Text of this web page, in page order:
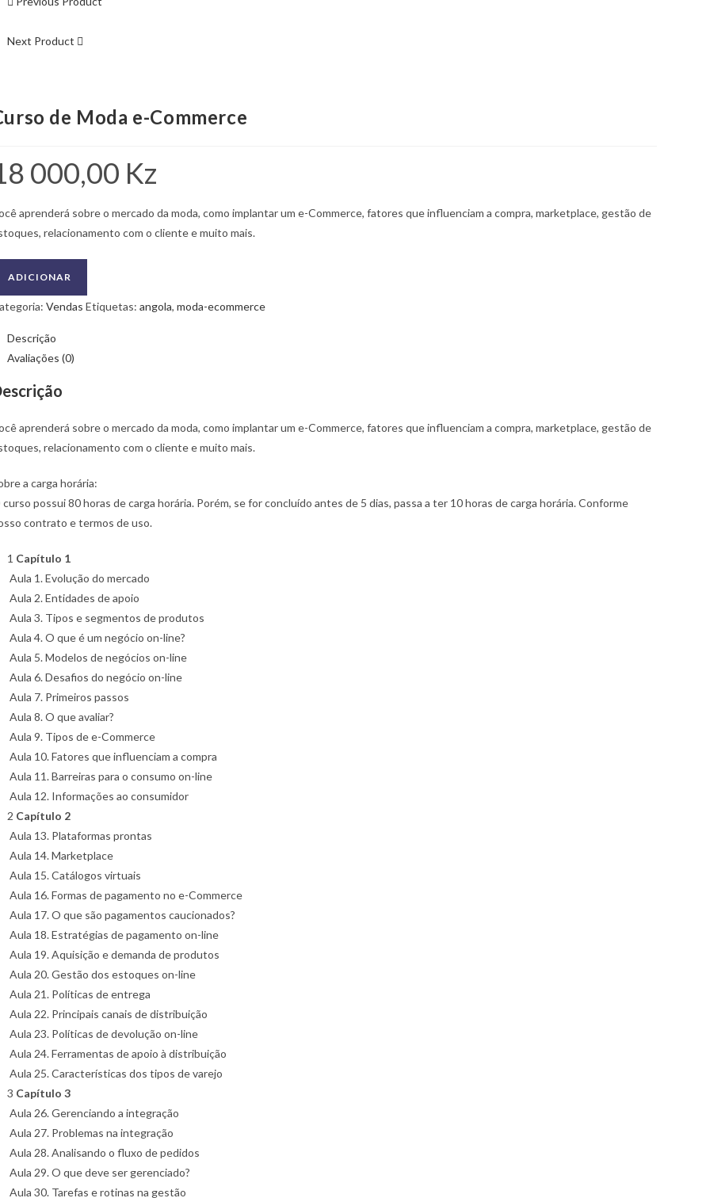
Next Product
de Moda e-Commerce
000,00 Kz
aprenderá sobre o mercado da moda, como implantar um e-Commerce, fatores que influenciam a compra, marketplace, gestão de
relacionamento com o cliente e muito mais.
ADICIONAR
Vendas Etiquetas: angola, moda-ecommerce
Descrição
Avaliações (0)
aprenderá sobre o mercado da moda, como implantar um e-Commerce, fatores que influenciam a compra, marketplace, gestão de
relacionamento com o cliente e muito mais.
a carga horária:
curso possui 80 horas de carga horária. Porém, se for concluído antes de 5 dias, passa a ter 10 horas de carga horária. Conforme
contrato e termos de uso.
1 Capítulo 1
Aula 1. Evolução do mercado
Aula 2. Entidades de apoio
Aula 3. Tipos e segmentos de produtos
Aula 4. O que é um negócio on-line?
Aula 5. Modelos de negócios on-line
Aula 6. Desafios do negócio on-line
Aula 7. Primeiros passos
Aula 8. O que avaliar?
Aula 9. Tipos de e-Commerce
Aula 10. Fatores que influenciam a compra
Aula 11. Barreiras para o consumo on-line
Aula 12. Informações ao consumidor
2 Capítulo 2
Aula 13. Plataformas prontas
Aula 14. Marketplace
Aula 15. Catálogos virtuais
Aula 16. Formas de pagamento no e-Commerce
Aula 17. O que são pagamentos caucionados?
Aula 18. Estratégias de pagamento on-line
Aula 19. Aquisição e demanda de produtos
Aula 20. Gestão dos estoques on-line
Aula 21. Políticas de entrega
Aula 22. Principais canais de distribuição
Aula 23. Políticas de devolução on-line
Aula 24. Ferramentas de apoio à distribuição
Aula 25. Características dos tipos de varejo
3 Capítulo 3
Aula 26. Gerenciando a integração
Aula 27. Problemas na integração
Aula 28. Analisando o fluxo de pedidos
Aula 29. O que deve ser gerenciado?
Aula 30. Tarefas e rotinas na gestão